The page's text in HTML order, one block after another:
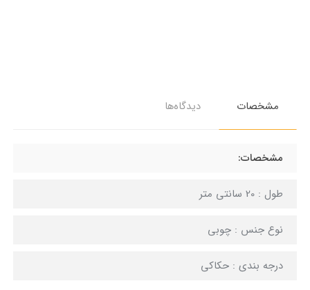
مشخصات دیدگاه‌ها
مشخصات:
طول : 20 سانتی متر
نوع جنس : چوبی
درجه بندی : حکاکی